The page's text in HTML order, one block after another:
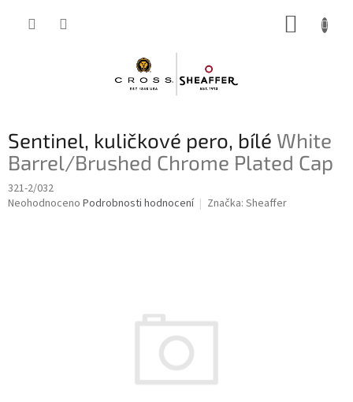
Sentinel, kuličkové pero, bílé White
Barrel/Brushed Chrome Plated Cap
321-2/032
Průměrné
Neohodnoceno Podrobnosti hodnocení Značka: Sheaffer